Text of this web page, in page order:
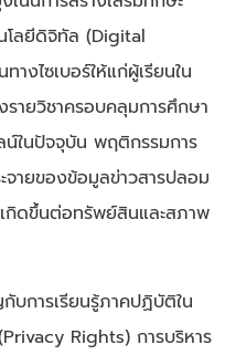
นโลยีดิจิทัล (Digital
งไซเบอร์ให้แก่ผู้เรียนใน
ายวิชาครอบคลุมการศึกษา
น์ในปัจจุบัน พฤติกรรมการ
ายของข้อมูลข่าวสารปลอม
กิดขึ้นต่อทรัพย์สินและสภาพ
บการเรียนรู้ภาคปฏิบัติใน
Rights) การบริหาร